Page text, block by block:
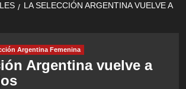
LA SELECCIÓN ARGENTINA VUELVE A
Argentina Femenina
Argentina vuelve a